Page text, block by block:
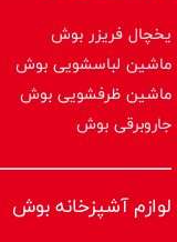
یخچال فریزر بوش
ماشین لباسشویی بوش
ماشین ظرفشویی بوش
جاروبرقی بوش
لوازم آشپزخانه بوش